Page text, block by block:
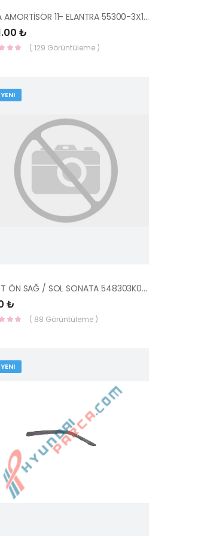
ARKA AMORTİSÖR 11- ELANTRA 55300-3X100-HMC
₺
( 129 Görüntüleme )
YENI
Z ROT ÖN SAĞ / SOL SONATA 548303K000-
₺
( 88 Görüntüleme )
YENI